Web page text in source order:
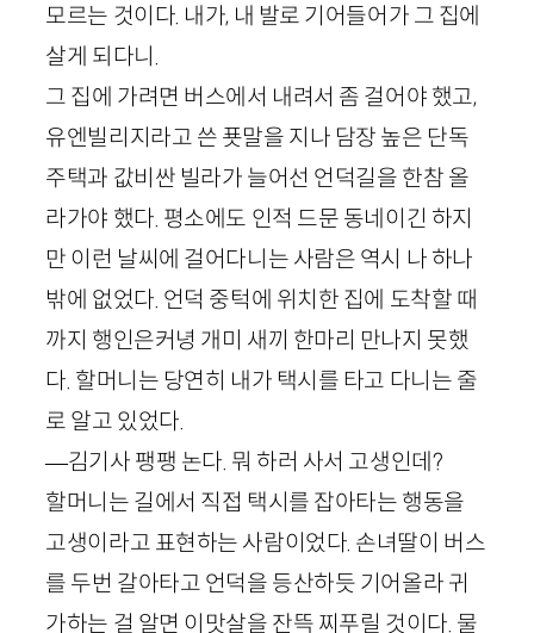
모르는 것이다. 내가, 내 발로 기어들어가 그 집에
살게 되다니.
그 집에 가려면 버스에서 내려서 좀 걸어야 했고,
유엔빌리지라고 쓴 푯말을 지나 담장 높은 단독
주택과 값비싼 빌라가 늘어선 언덕길을 한참 올
라가야 했다. 평소에도 인적 드문 동네이긴 하지
만 이런 날씨에 걸어다니는 사람은 역시 나 하나
밖에 없었다. 언덕 중턱에 위치한 집에 도착할 때
까지 행인은커녕 개미 새끼 한마리 만나지 못했
다. 할머니는 당연히 내가 택시를 타고 다니는 줄
로 알고 있었다.
—김기사 팽팽 논다. 뭐 하러 사서 고생인데?
할머니는 길에서 직접 택시를 잡아타는 행동을
고생이라고 표현하는 사람이었다. 손녀딸이 버스
를 두번 갈아타고 언덕을 등산하듯 기어올라 귀
가하는 걸 알면 이맛살을 잔뜩 찌푸릴 것이다. 물